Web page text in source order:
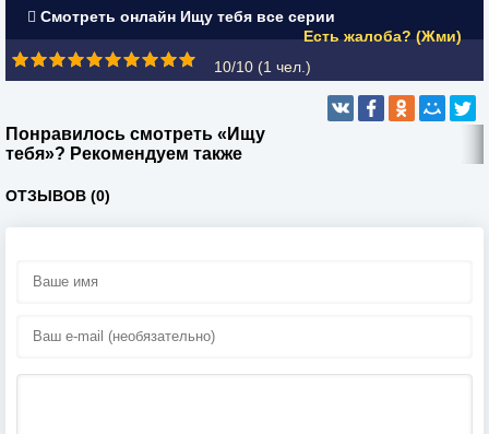
Смотреть онлайн Ищу тебя все серии
Есть жалоба? (Жми)
10/10 (1 чел.)
Понравилось смотреть «Ищу
тебя»? Рекомендуем также
ОТЗЫВОВ (0)